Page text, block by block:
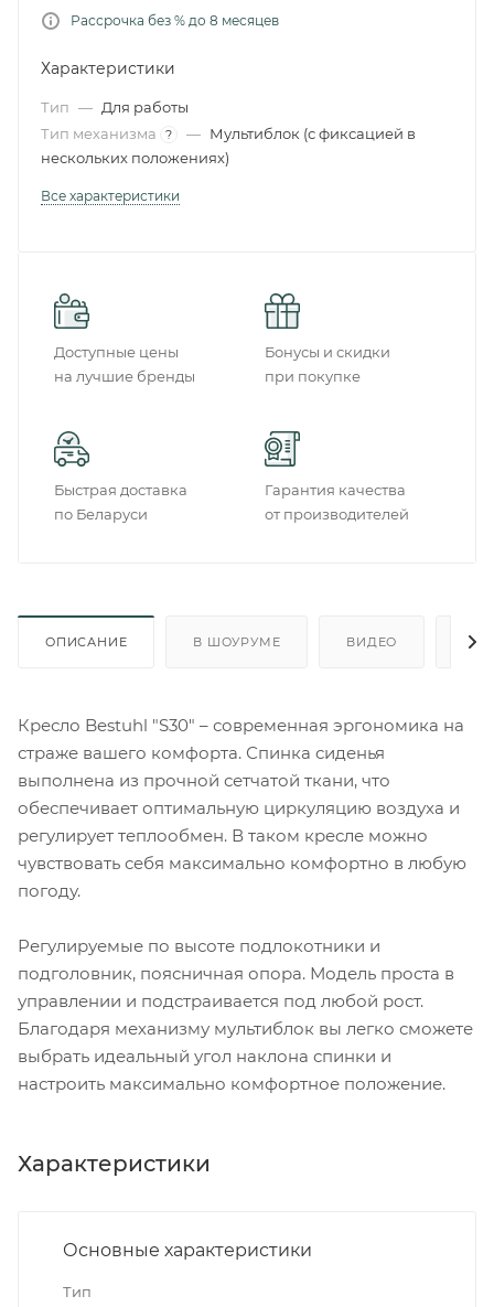
Рассрочка без % до 8 месяцев
Характеристики
Тип — Для работы
Тип механизма
? — Мультиблок (с фиксацией в
нескольких положениях)
Все характеристики
Доступные цены
на лучшие бренды
Бонусы и скидки
при покупке
Быстрая доставка
по Беларуси
Гарантия качества
от производителей
ОПИСАНИЕ В ШОУРУМЕ ВИДЕО
Кресло Bestuhl "S30" – современная эргономика на
страже вашего комфорта. Спинка сиденья
выполнена из прочной сетчатой ткани, что
обеспечивает оптимальную циркуляцию воздуха и
регулирует теплообмен. В таком кресле можно
чувствовать себя максимально комфортно в любую
погоду.
Регулируемые по высоте подлокотники и
подголовник, поясничная опора. Модель проста в
управлении и подстраивается под любой рост.
Благодаря механизму мультиблок вы легко сможете
выбрать идеальный угол наклона спинки и
настроить максимально комфортное положение.
Характеристики
Основные характеристики
Тип